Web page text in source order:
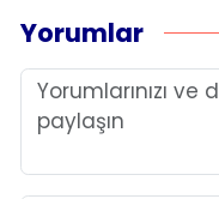
Yorumlar